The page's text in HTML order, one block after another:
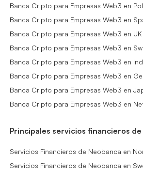
Banca Cripto para Empresas Web3 en
Banca Cripto para Empresas Web3 en
Banca Cripto para Empresas Web3 en UK
Banca Cripto para Empresas Web3 en
Banca Cripto para Empresas Web3 en
Banca Cripto para Empresas Web3 en
Banca Cripto para Empresas Web3 en
Banca Cripto para Empresas Web3 en
Principales servicios financieros
Servicios Financieros de Neobanca en
Servicios Financieros de Neobanca en